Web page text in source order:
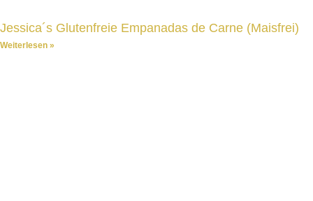
Jessica´s Glutenfreie Empanadas de Carne (Maisfrei)
Weiterlesen »